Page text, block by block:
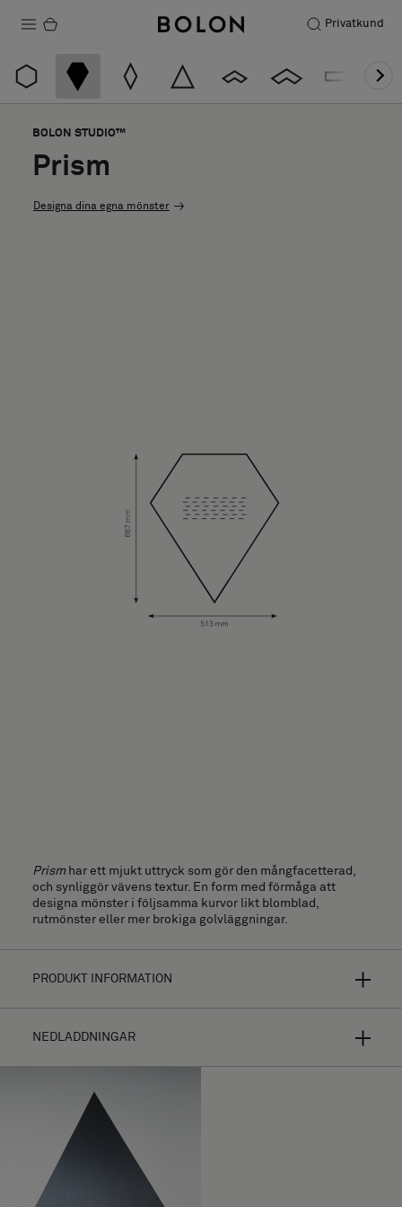
Privatkund
Produkter
Hållbarhet
Installation
Pattern Tile Tool
Image & Material Bank
BOLON STUDIO™
Prism
Designa dina egna mönster
Prismhar ett mjukt uttryck som gör den mångfacetterad,
och synliggör vävens textur. En form med förmåga att
designa mönster i följsamma kurvor likt blomblad,
rutmönster eller mer brokiga golvläggningar.
PRODUKT INFORMATION
Bolon Studio är ett koncept av precist utvalda former för
Bolons kollektioner hur golvplattan ska se ut.
Möjligheterna till olika kombinationer är oändliga.
Ditt mönster kommer att se helt olika ut beroende av
vilken textur, färg och väftriktning du väljer och hur ljuset
reflekteras. Kika vidare på varje enskild
ytterligare produktinformation.
NEDLADDNINGAR
Installationsguide
Högupplösta bilder (.zip)
Ladda ned Prism